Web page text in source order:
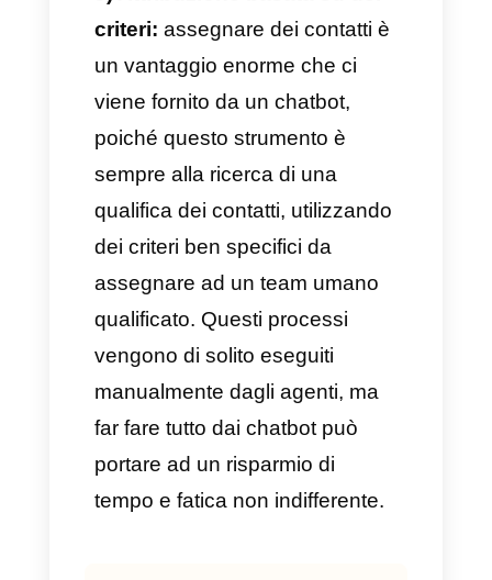
se sarai in grado di configurare
correttamente un chatbot, il
maggior numero dei tuoi clienti
non si accorgerà di parlare con
un robot. Quando parliamo delle
domande e richieste più
comuni, i bot possono
rispondere nella maniera più
appropriata, assegnando un
caso più complicato ad una
persona reale in maniera
assolutamente impercettibile.